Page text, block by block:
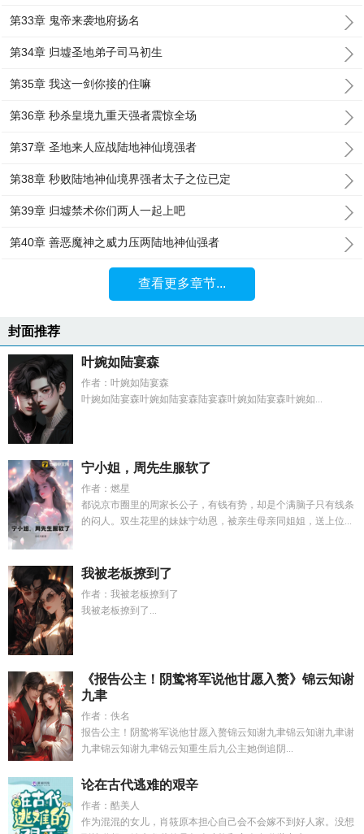
第33章 鬼帝来袭地府扬名
第34章 归墟圣地弟子司马初生
第35章 我这一剑你接的住嘛
第36章 秒杀皇境九重天强者震惊全场
第37章 圣地来人应战陆地神仙境强者
第38章 秒败陆地神仙境界强者太子之位已定
第39章 归墟禁术你们两人一起上吧
第40章 善恶魔神之威力压两陆地神仙强者
查看更多章节...
封面推荐
叶婉如陆宴森
作者：叶婉如陆宴森
叶婉如陆宴森叶婉如陆宴森陆宴森叶婉如陆宴森叶婉如...
宁小姐，周先生服软了
作者：燃星
都说京市圈里的周家长公子，有钱有势，却是个满脑子只有线条
的闷人。双生花里的妹妹宁幼恩，被亲生母亲同姐姐，送上位...
我被老板撩到了
作者：我被老板撩到了
我被老板撩到了...
《报告公主！阴鸷将军说他甘愿入赘》锦云知谢
九聿
作者：佚名
报告公主！阴鸷将军说他甘愿入赘锦云知谢九聿锦云知谢九聿谢
九聿锦云知谢九聿锦云知重生后九公主她倒追阴...
论在古代逃难的艰辛
作者：酷美人
作为混混的女儿，肖筱原本担心自己会不会嫁不到好人家。没想